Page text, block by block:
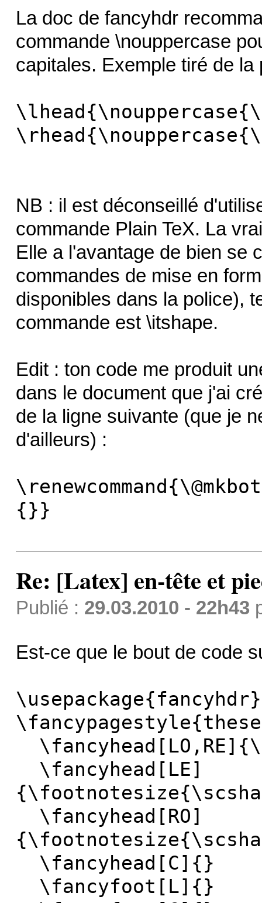
La doc de fancyhdr
commande \nouppercase
capitales. Exemple tiré de la
NB : il est déconseillé
commande Plain TeX. La
Elle a l'avantage de bien se
commandes de mise en
disponibles dans la police),
commande est \itshape.
Edit : ton code me produit
dans le document que j'ai
de la ligne suivante (que je
d'ailleurs) :
{}}
Re: [Latex] en-tête et
Publié : 29.03.2010 - 22h43
Est-ce que le bout de code
\usepackage{fancyhdr}
\fancyhead[LE]
\fancyhead[RO]
\fancyhead[C]{}
\fancyfoot[L]{}